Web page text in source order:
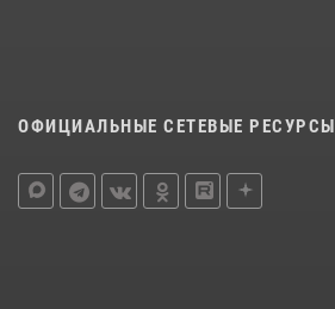
ОФИЦИАЛЬНЫЕ СЕТЕВЫЕ РЕСУРСЫ